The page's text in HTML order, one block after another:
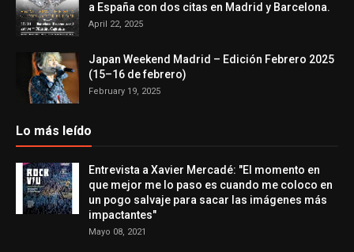
a España con dos citas en Madrid y Barcelona.
April 22, 2025
Japan Weekend Madrid – Edición Febrero 2025
(15–16 de febrero)
February 19, 2025
Lo más leído
Entrevista a Xavier Mercadé: "El momento en
que mejor me lo paso es cuando me coloco en
un pogo salvaje para sacar las imágenes más
impactantes"
Mayo 08, 2021